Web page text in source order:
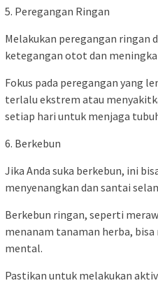
5. Peregangan Ringan
Melakukan peregangan ringan
ketegangan otot dan
Fokus pada peregangan yang
terlalu ekstrem atau
setiap hari untuk menjaga
6. Berkebun
Jika Anda suka berkebun, ini
menyenangkan dan santai
Berkebun ringan, seperti
menanam tanaman herba,
mental.
Pastikan untuk melakukan